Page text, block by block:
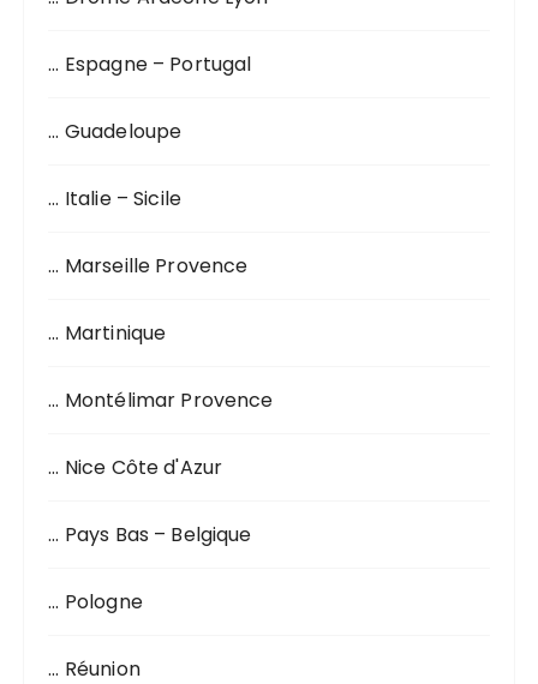
… Espagne – Portugal
… Guadeloupe
… Italie – Sicile
… Marseille Provence
… Martinique
… Montélimar Provence
… Nice Côte d'Azur
… Pays Bas – Belgique
… Pologne
… Réunion